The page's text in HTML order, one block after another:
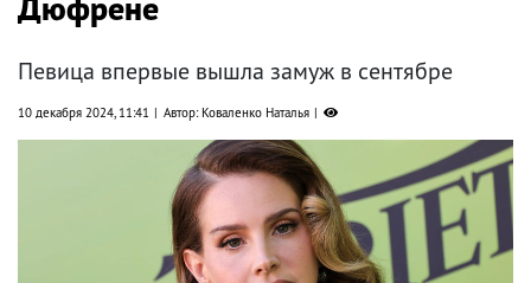
Певица впервые вышла замуж в сентябре
10 декабря 2024, 11:41 Автор: Коваленко Наталья